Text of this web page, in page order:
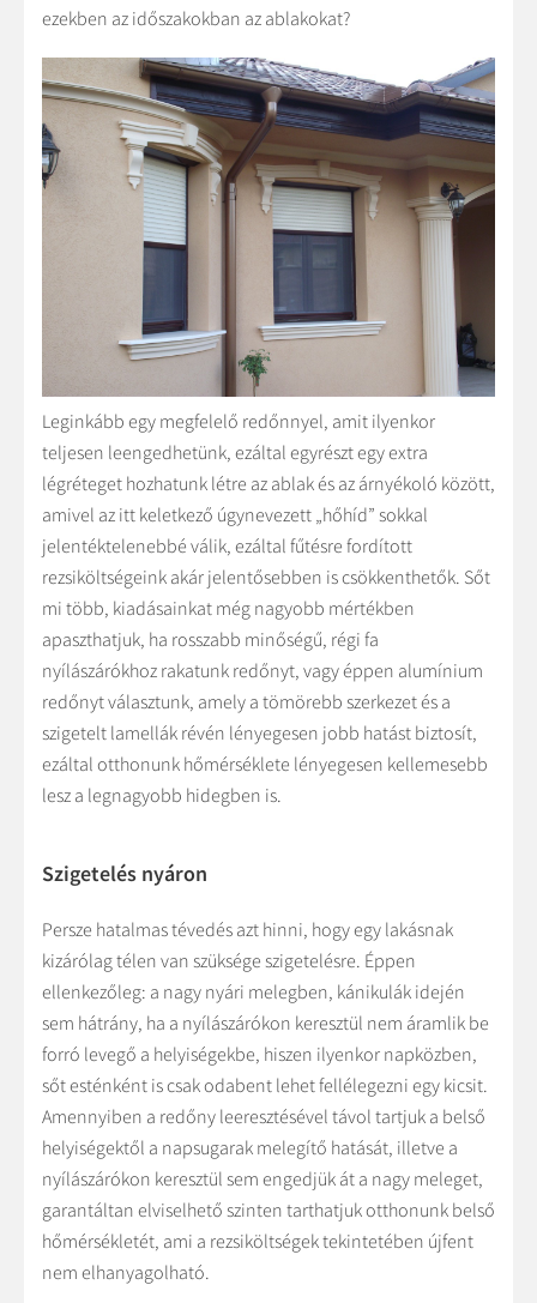
ezekben az időszakokban az ablakokat?
Leginkább egy megfelelő redőnnyel, amit ilyenkor
teljesen leengedhetünk, ezáltal egyrészt egy extra
légréteget hozhatunk létre az ablak és az árnyékoló között,
amivel az itt keletkező úgynevezett „hőhíd” sokkal
jelentéktelenebbé válik, ezáltal fűtésre fordított
rezsiköltségeink akár jelentősebben is csökkenthetők. Sőt
mi több, kiadásainkat még nagyobb mértékben
apaszthatjuk, ha rosszabb minőségű, régi fa
nyílászárókhoz rakatunk redőnyt, vagy éppen alumínium
redőnyt választunk, amely a tömörebb szerkezet és a
szigetelt lamellák révén lényegesen jobb hatást biztosít,
ezáltal otthonunk hőmérséklete lényegesen kellemesebb
lesz a legnagyobb hidegben is.
Szigetelés nyáron
Persze hatalmas tévedés azt hinni, hogy egy lakásnak
kizárólag télen van szüksége szigetelésre. Éppen
ellenkezőleg: a nagy nyári melegben, kánikulák idején
sem hátrány, ha a nyílászárókon keresztül nem áramlik be
forró levegő a helyiségekbe, hiszen ilyenkor napközben,
sőt esténként is csak odabent lehet fellélegezni egy kicsit.
Amennyiben a redőny leeresztésével távol tartjuk a belső
helyiségektől a napsugarak melegítő hatását, illetve a
nyílászárókon keresztül sem engedjük át a nagy meleget,
garantáltan elviselhető szinten tarthatjuk otthonunk belső
hőmérsékletét, ami a rezsiköltségek tekintetében újfent
nem elhanyagolható.